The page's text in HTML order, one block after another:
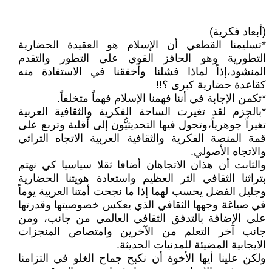
(أبعاد فكرية)
*تسليمنا القطعي أن الإسلام هو العقيدة الحضارية
التطورية وهو الحافز القوي على التطور والتقدم
المنشود،إذاً لماذا فشلنا وأخفقنا في الاستفادة منه
كقاعدة حضارية كبرى ؟!!
*تكمن الإجابة في أننا فهمنا الإسلام فهماً متخلفاً.
*بالجزم لقد تغيرت الساحة الفكرية والثقافية العربية
تغيراً جوهرياً،وتحول فيها التحديثيُّون إلى أقلية وتربع على
قمة المنصة الفكرية والثقافية العربية الاتجاه التراثي
والاتجاه الأصولي.
والثابت أن هذان الاتجاهان أضافا ثقلا سياسيا كي نهتم
بتراثنا الثقافي الثر العظيم واستعادة هويتنا الحضارية
وجليل الفضل يحسب لهما إذا ما نجحت أمتنا العربية يوماً
في صياغة وجهها الثقافي الذي يعكس خصوصيتها وقدرتها
على الإضافة بالتدفق الثقافي العالمي من جانب، ومن
جانب آخر التعلم من الآخرين وامتصاص المنجزات
الايجابية المضيئة للمدنيات الحديثة.
ولكن علينا أيها الأخوة أن نكبح جماح الغلو في التزامنا